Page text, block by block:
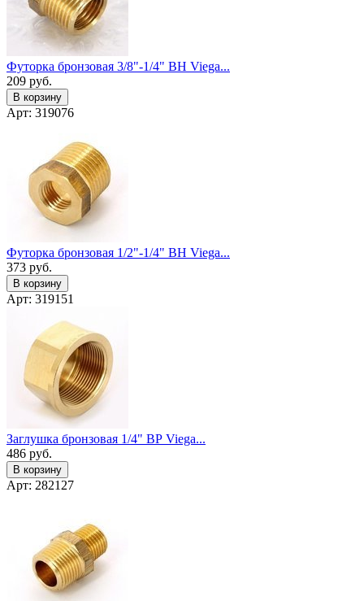
Футорка бронзовая 3/8"-1/4" ВН Viega...
209 руб.
В корзину
Арт: 319076
Футорка бронзовая 1/2"-1/4" ВН Viega...
373 руб.
В корзину
Арт: 319151
Заглушка бронзовая 1/4" ВР Viega...
486 руб.
В корзину
Арт: 282127